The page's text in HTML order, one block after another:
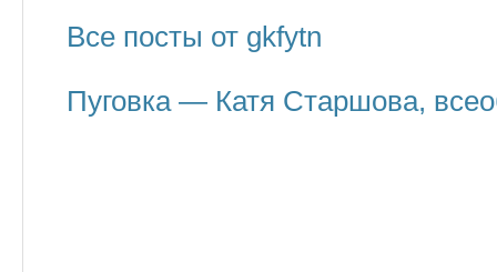
Все посты от gkfytn
Пуговка — Катя Старшова,